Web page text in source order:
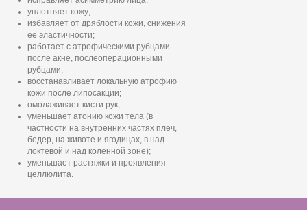
уплотняет кожу;
избавляет от дряблости кожи, снижения
ее эластичности;
работает с атрофическими рубцами
после акне, послеоперационными
рубцами;
восстанавливает локальную атрофию
кожи после липосакции;
омолаживает кисти рук;
уменьшает атонию кожи тела (в
частности на внутренних частях плеч,
бедер, на животе и ягодицах, в над
локтевой и над коленной зоне);
уменьшает растяжки и проявления
целлюлита.